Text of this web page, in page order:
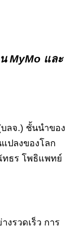
MyMo และ
ลจ.) ชั้นนำของ
ปลงของโลก
ทธร โพธิแพทย์
งรวดเร็ว การ